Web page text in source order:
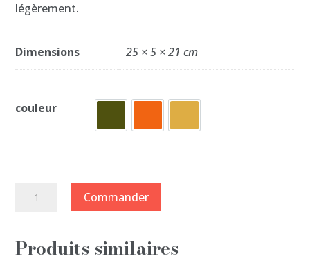
légèrement.
Dimensions 25 × 5 × 21 cm
couleur
quantité
bandoulière
Commander
Produits similaires